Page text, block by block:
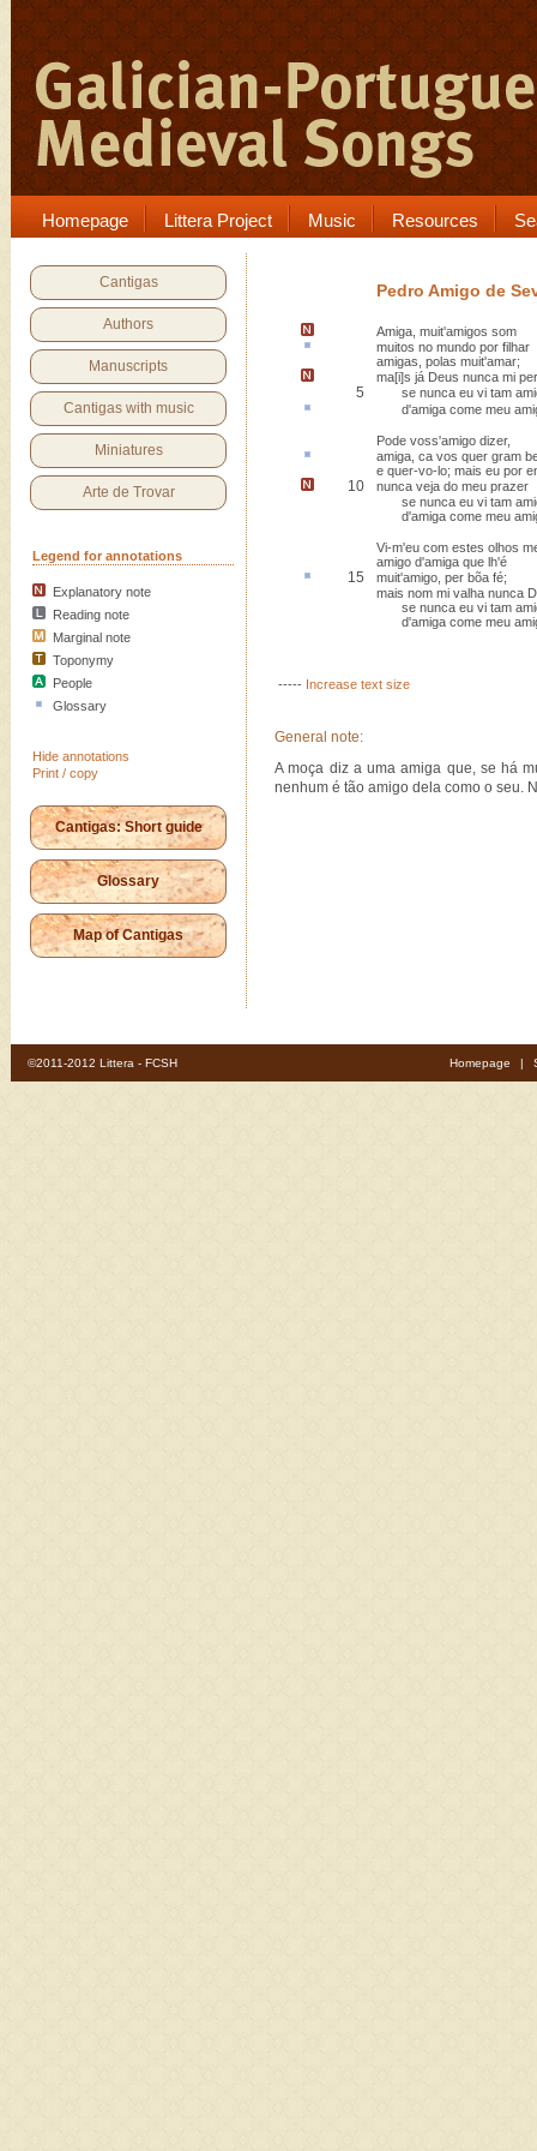
Homepage Littera Project Music Resources
Cantigas
Authors
Manuscripts
Cantigas with music
Miniatures
Arte de Trovar
Legend for annotations
Explanatory note
Reading note
Marginal note
Toponymy
People
Glossary
Hide annotations
Print / copy
Cantigas: Short guide
Glossary
Map of Cantigas
Pedro Amigo de
Amiga, muit'amigos som
muitos no mundo por filhar
amigas, polas muit'amar;
ma[i]s já Deus nunca mi
5
se nunca eu vi tam
d'amiga come meu
Pode voss'amigo dizer,
amiga, ca vos quer gram
e quer-vo-lo; mais eu por
10
nunca veja do meu prazer
se nunca eu vi tam
d'amiga come meu
Vi-m'eu com estes olhos
amigo d'amiga que lh'é
15 muit'amigo, per bõa fé;
mais nom mi valha nunca
se nunca eu vi tam
d'amiga come meu
----- Increase text size
General note:
A moça diz a uma amiga que, se há
nenhum é tão amigo dela como o seu.
©2011-2012 Littera - FCSH Homepage |